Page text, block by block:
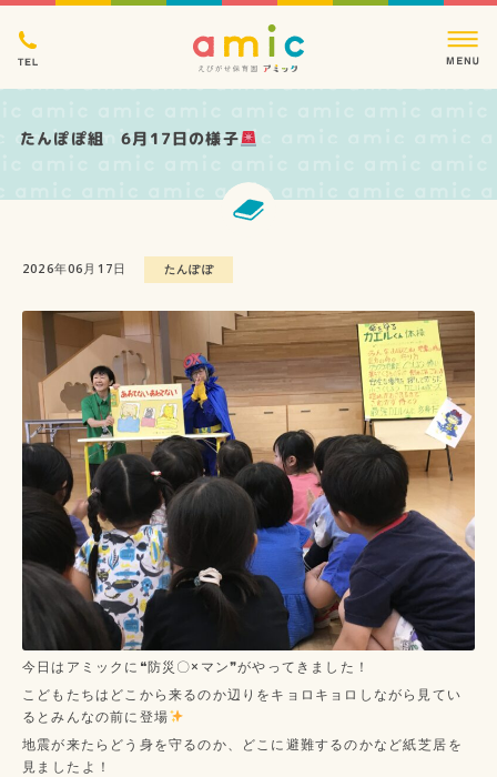
たんぽぽ組 6月17日の様子
2026年06月17日 たんぽぽ
今日はアミックに❝防災〇×マン❞がやってきました！
こどもたちはどこから来るのか辺りをキョロキョロしながら見てい
るとみんなの前に登場
地震が来たらどう身を守るのか、どこに避難するのかなど紙芝居を
見ましたよ！